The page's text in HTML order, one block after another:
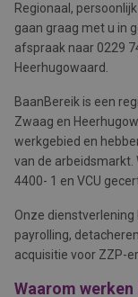
Regionaal,
gaan graag met u in
afspraak naar 0229
Heerhugowaard.
BaanBereik is een
Zwaag en
werkgebied en
van de arbeidsmarkt.
4400- 1 en VCU
Onze
payrolling,
acquisitie voor ZZP-
Waarom